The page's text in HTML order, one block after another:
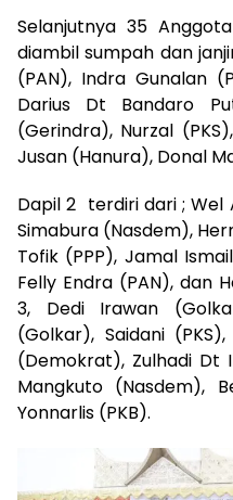
Selanjutnya 35
diambil sumpah dan
(PAN), Indra Gunalan
Darius Dt Bandaro
(Gerindra), Nurzal
Jusan (Hanura), Donal
Dapil 2 terdiri dari ; Wel
Simabura (Nasdem),
Tofik (PPP), Jamal
Felly Endra (PAN), dan
3, Dedi Irawan
(Golkar), Saidani
(Demokrat), Zulhadi Dt
Mangkuto (Nasdem),
Yonnarlis (PKB).